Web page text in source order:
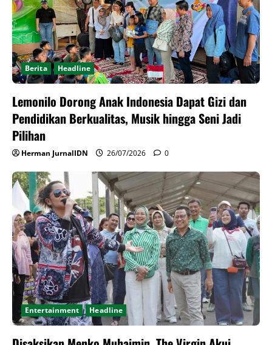
Berita Headline
Lemonilo Dorong Anak Indonesia Dapat Gizi dan
Pendidikan Berkualitas, Musik hingga Seni Jadi
Pilihan
Herman JurnalIDN 26/07/2026 0
Entertainment Headline